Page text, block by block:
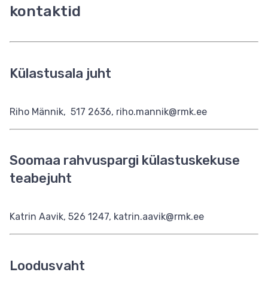
kontaktid
Külastusala juht
Riho Männik, 517 2636, riho.mannik@rmk.ee
Soomaa rahvuspargi külastuskekuse
teabejuht
Katrin Aavik, 526 1247, katrin.aavik@rmk.ee
Loodusvaht